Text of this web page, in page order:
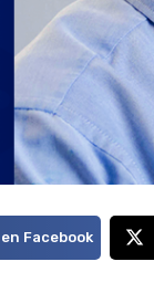
Facebook